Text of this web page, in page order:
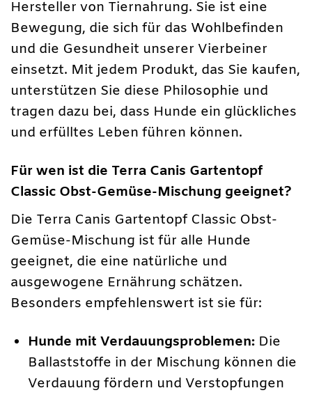
Hersteller von Tiernahrung. Sie ist eine
Bewegung, die sich für das Wohlbefinden
und die Gesundheit unserer Vierbeiner
einsetzt. Mit jedem Produkt, das Sie kaufen,
unterstützen Sie diese Philosophie und
tragen dazu bei, dass Hunde ein glückliches
und erfülltes Leben führen können.
Für wen ist die Terra Canis Gartentopf
Classic Obst-Gemüse-Mischung geeignet?
Die Terra Canis Gartentopf Classic Obst-
Gemüse-Mischung ist für alle Hunde
geeignet, die eine natürliche und
ausgewogene Ernährung schätzen.
Besonders empfehlenswert ist sie für:
Hunde mit Verdauungsproblemen: Die
Ballaststoffe in der Mischung können die
Verdauung fördern und Verstopfungen